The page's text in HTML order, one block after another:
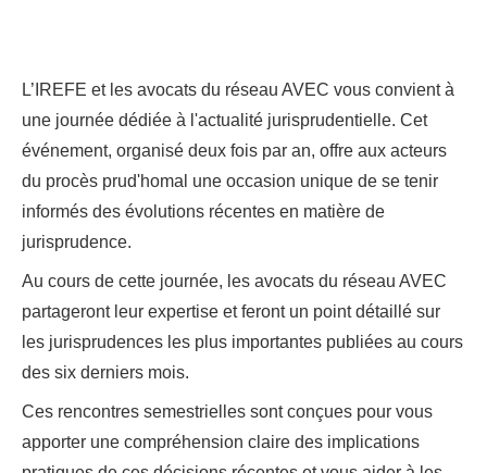
L’IREFE et les avocats du réseau AVEC vous convient à
une journée dédiée à l'actualité jurisprudentielle. Cet
événement, organisé deux fois par an, offre aux acteurs
du procès prud'homal une occasion unique de se tenir
informés des évolutions récentes en matière de
jurisprudence.
Au cours de cette journée, les avocats du réseau AVEC
partageront leur expertise et feront un point détaillé sur
les jurisprudences les plus importantes publiées au cours
des six derniers mois.
Ces rencontres semestrielles sont conçues pour vous
apporter une compréhension claire des implications